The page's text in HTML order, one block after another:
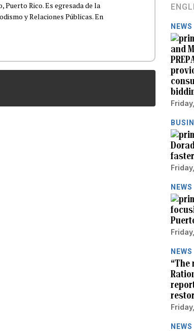
Puerto Rico. Es egresada de la
y Relaciones Públicas. En
NEWS
and
NEWS
NEWS
“The
NEWS